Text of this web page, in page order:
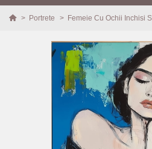
> Portrete > Femeie Cu Ochii Inchisi